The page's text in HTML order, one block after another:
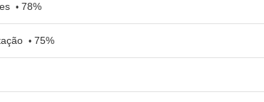
• 78%
• 75%